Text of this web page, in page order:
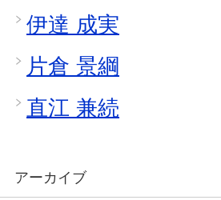
伊達 成実
片倉 景綱
直江 兼続
アーカイブ